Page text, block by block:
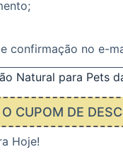
confirmação no e-
Natural para Pets
CUPOM DE
Hoje!